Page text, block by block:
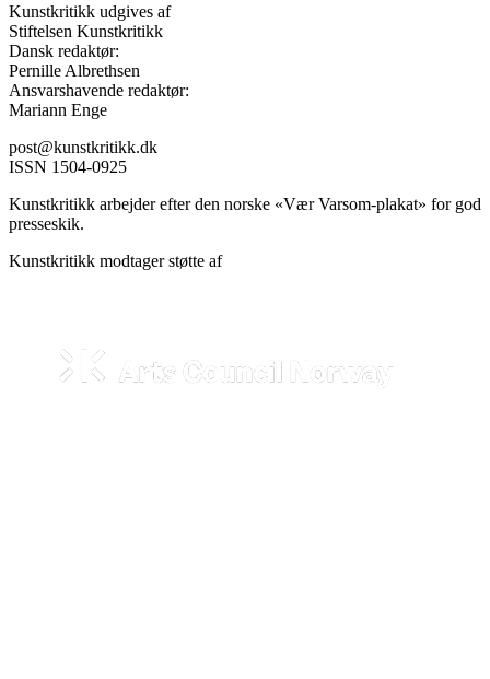
Kunstkritikk udgives af
Stiftelsen Kunstkritikk
Dansk redaktør:
Pernille Albrethsen
Ansvarshavende redaktør:
Mariann Enge
post@kunstkritikk.dk
ISSN 1504-0925
Kunstkritikk arbejder efter den norske «Vær Varsom-plakat» for god
presseskik.
Kunstkritikk modtager støtte af